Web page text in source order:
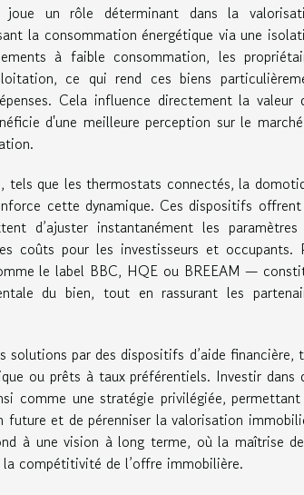
joue un rôle déterminant dans la
la consommation énergétique via une
à faible consommation, les
ce qui rend ces biens
Cela influence directement la valeur
d'une meilleure perception sur le
tels que les thermostats connectés, la
cette dynamique. Ces dispositifs
d’ajuster instantanément les
coûts pour les investisseurs et occupants.
le label BBC, HQE ou BREEAM —
du bien, tout en rassurant les
solutions par des dispositifs d’aide financière,
ou prêts à taux préférentiels. Investir dans
comme une stratégie privilégiée,
et de pérenniser la valorisation
à une vision à long terme, où la maîtrise
compétitivité de l’offre immobilière.